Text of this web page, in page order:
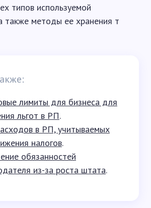
типов используемой
также методы ее хранения т
лимиты для бизнеса для
льгот в РП.
в РП, учитываемых
налогов.
обязанностей
из-за роста штата.